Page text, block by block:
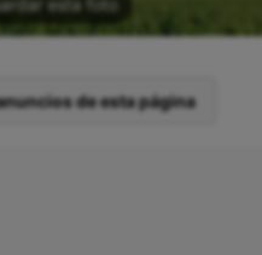
esta foto
de esta página